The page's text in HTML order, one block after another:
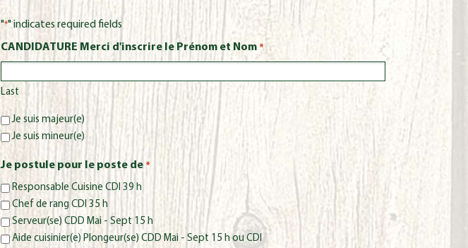
"*" indicates required fields
CANDIDATURE Merci d'inscrire le Prénom et Nom *
Last
Je suis majeur(e)
Je suis mineur(e)
Je postule pour le poste de *
Responsable Cuisine CDI 39 h
Chef de rang CDI 35 h
Serveur(se) CDD Mai - Sept 15 h
Aide cuisinier(e) Plongeur(se) CDD Mai - Sept 15 h ou CDI